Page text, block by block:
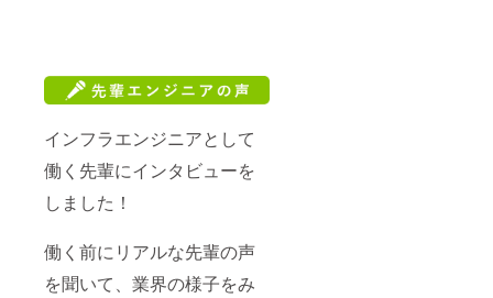
インフラエンジニアとして
働く先輩にインタビューを
しました！
働く前にリアルな先輩の声
を聞いて、業界の様子をみ